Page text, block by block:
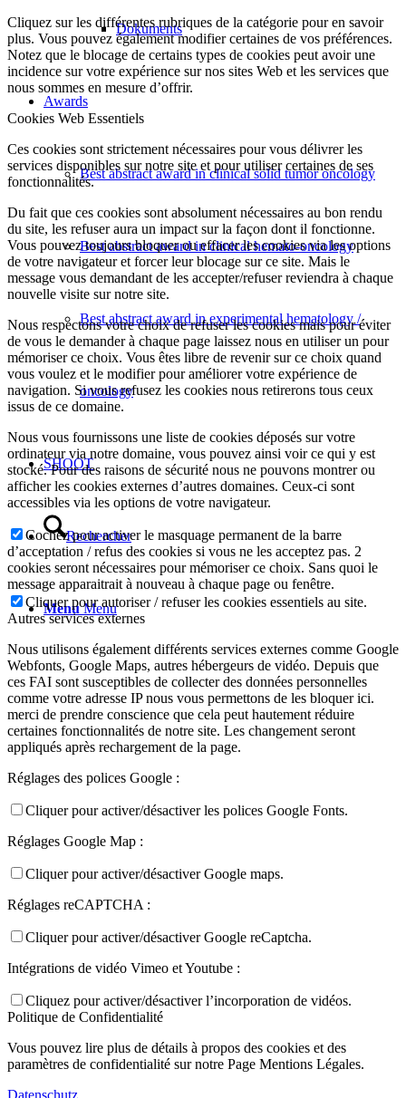
Dokuments
Awards
Best abstract award in clinical solid tumor oncology
Best abstract award in clinical hemato-oncology
Best abstract award in experimental hematology /
oncology
SHOOT
Rechercher
Menu Menu
Cliquez sur les différentes rubriques de la catégorie pour en savoir
plus. Vous pouvez également modifier certaines de vos préférences.
Notez que le blocage de certains types de cookies peut avoir une
incidence sur votre expérience sur nos sites Web et les services que
nous sommes en mesure d’offrir.
Cookies Web Essentiels
Ces cookies sont strictement nécessaires pour vous délivrer les
services disponibles sur notre site et pour utiliser certaines de ses
fonctionnalités.
Du fait que ces cookies sont absolument nécessaires au bon rendu
du site, les refuser aura un impact sur la façon dont il fonctionne.
Vous pouvez toujours bloquer ou effacer les cookies via les options
de votre navigateur et forcer leur blocage sur ce site. Mais le
message vous demandant de les accepter/refuser reviendra à chaque
nouvelle visite sur notre site.
Nous respectons votre choix de refuser les cookies mais pour éviter
de vous le demander à chaque page laissez nous en utiliser un pour
mémoriser ce choix. Vous êtes libre de revenir sur ce choix quand
vous voulez et le modifier pour améliorer votre expérience de
navigation. Si vous refusez les cookies nous retirerons tous ceux
issus de ce domaine.
Nous vous fournissons une liste de cookies déposés sur votre
ordinateur via notre domaine, vous pouvez ainsi voir ce qui y est
stocké. Pour des raisons de sécurité nous ne pouvons montrer ou
afficher les cookies externes d’autres domaines. Ceux-ci sont
accessibles via les options de votre navigateur.
Cochez pour activer le masquage permanent de la barre
d’acceptation / refus des cookies si vous ne les acceptez pas. 2
cookies seront nécessaires pour mémoriser ce choix. Sans quoi le
message apparaitrait à nouveau à chaque page ou fenêtre.
Cliquer pour autoriser / refuser les cookies essentiels au site.
Autres services externes
Nous utilisons également différents services externes comme Google
Webfonts, Google Maps, autres hébergeurs de vidéo. Depuis que
ces FAI sont susceptibles de collecter des données personnelles
comme votre adresse IP nous vous permettons de les bloquer ici.
merci de prendre conscience que cela peut hautement réduire
certaines fonctionnalités de notre site. Les changement seront
appliqués après rechargement de la page.
Réglages des polices Google :
Cliquer pour activer/désactiver les polices Google Fonts.
Réglages Google Map :
Cliquer pour activer/désactiver Google maps.
Réglages reCAPTCHA :
Cliquer pour activer/désactiver Google reCaptcha.
Intégrations de vidéo Vimeo et Youtube :
Cliquez pour activer/désactiver l’incorporation de vidéos.
Politique de Confidentialité
Vous pouvez lire plus de détails à propos des cookies et des
paramètres de confidentialité sur notre Page Mentions Légales.
Datenschutz